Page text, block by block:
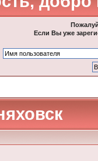
Если Вы уже